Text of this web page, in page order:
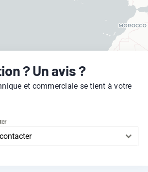
? Un avis ?
et commerciale se tient à votre